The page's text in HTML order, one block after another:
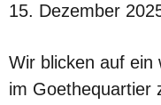
15. Dezember
Wir blicken auf ein
im Goethequartier